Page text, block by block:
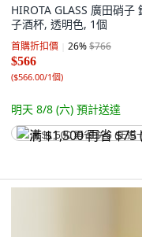
HIROTA GLASS 廣田硝子
子酒杯, 透明色, 1個
首購折扣價 26%$766
$566
($566.00/1個)
明天 8/8 (六) 預計送達
满 $1,500 再省 $75 (王道